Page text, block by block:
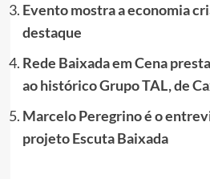
Evento mostra a economia
destaque
Rede Baixada em Cena
ao histórico Grupo TAL, de
Marcelo Peregrino é o
projeto Escuta Baixada